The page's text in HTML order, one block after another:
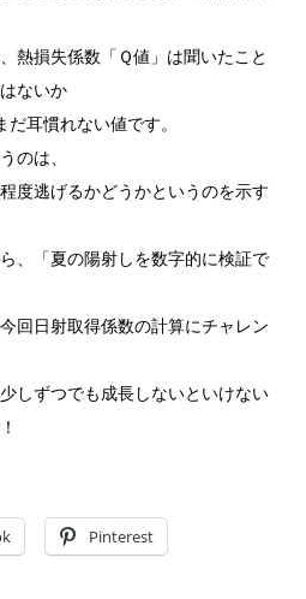
熱損失係数「Ｑ値」は聞いたこと
ないか
耳慣れない値です。
のは、
度逃げるかどうかというのを示す
、「夏の陽射しを数字的に検証で
回日射取得係数の計算にチャレン
しずつでも成長しないといけない
Pinterest